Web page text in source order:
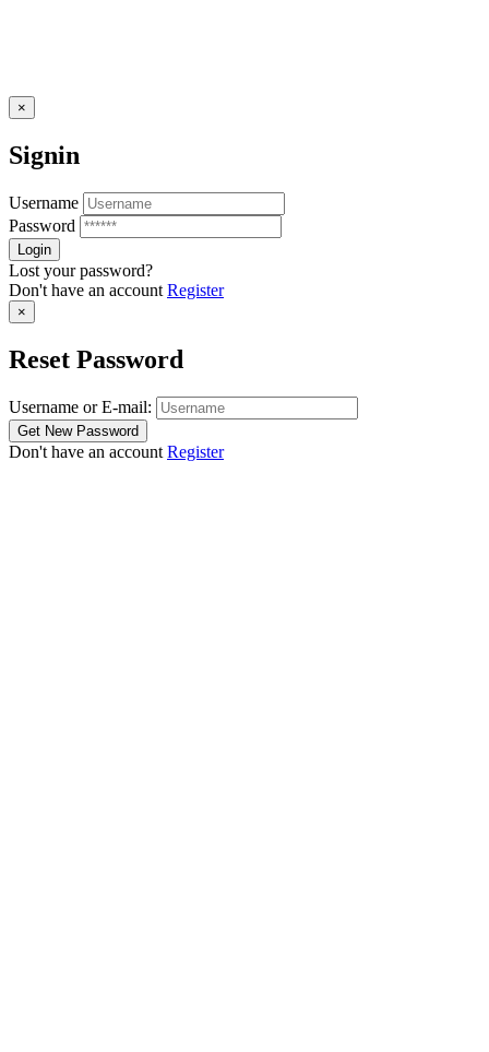
×
Signin
Username
Password
Lost your password?
Don't have an account Register
×
Reset Password
Username or E-mail:
Don't have an account Register